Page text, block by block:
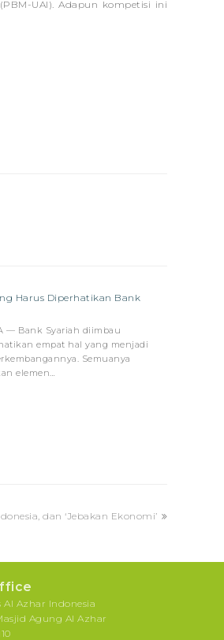
UAI). Adapun kompetisi ini
Harus Diperhatikan Bank
— Bank Syariah diimbau
empat hal yang menjadi
Semuanya
elemen…
dan ‘Jebakan Ekonomi’
Al Azhar Indonesia
Agung Al Azhar